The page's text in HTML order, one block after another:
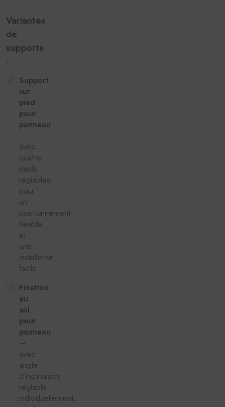
Variantes
de
supports
:
Support
sur
pied
pour
panneau
–
avec
quatre
pieds
réglables
pour
un
positionnement
flexible
et
une
installation
facile
Fixation
au
sol
pour
panneau
–
avec
angle
d’inclinaison
réglable
individuellement,